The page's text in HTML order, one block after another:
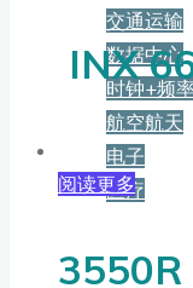
交通运输
数据中心
时钟+频
航空航天
电子
医疗
产品
INX
阅读更多
3550R